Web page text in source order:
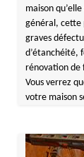
maison
général, cette
graves
d’étanchéité,
rénovation de
Vous verrez
votre maison